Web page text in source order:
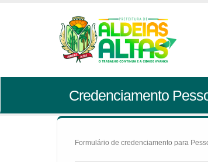
Credenciamento
Formulário de credenciamento para